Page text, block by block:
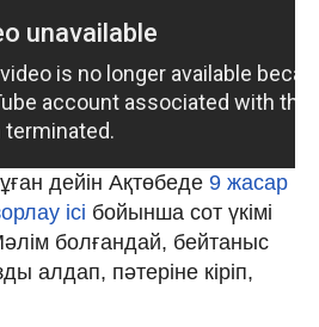
дейін Ақтөбеде 9 жасар
ісі бойынша сот үкімі
болғандай, бейтаныс
алдап, пәтеріне кіріп,